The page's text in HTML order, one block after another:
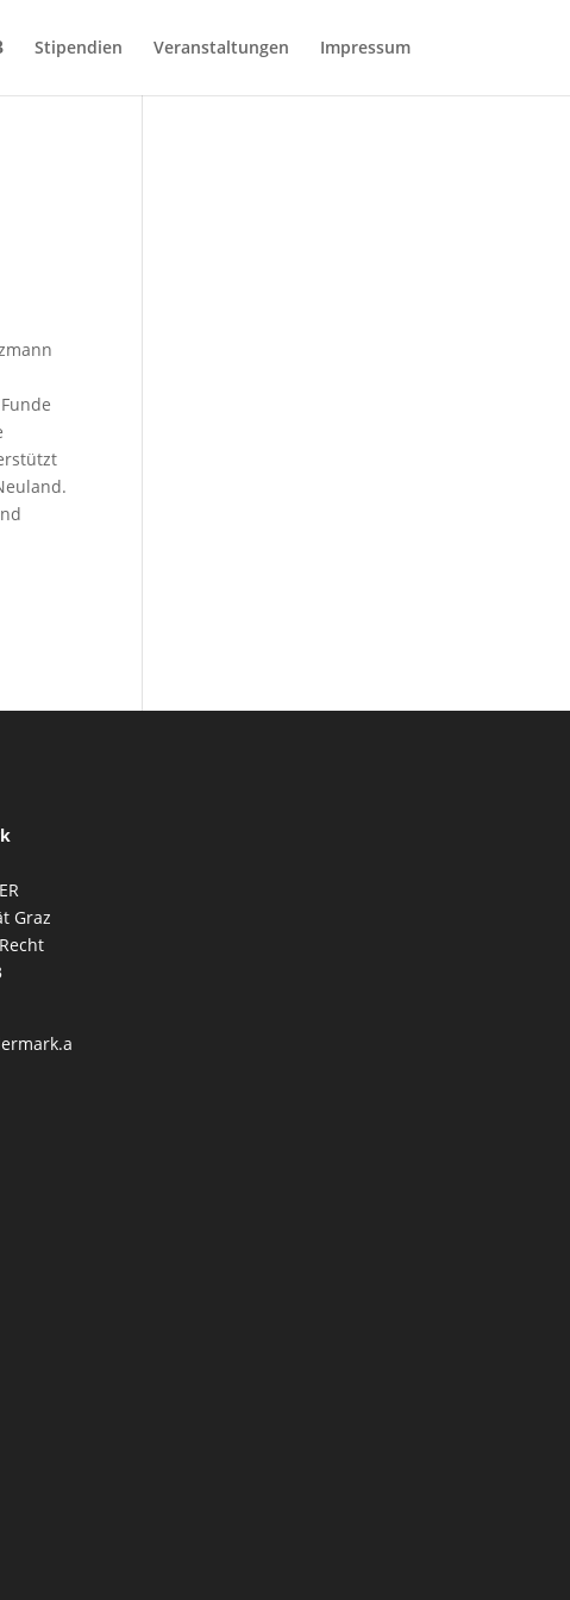
Stipendien Veranstaltungen Impressum
Graz